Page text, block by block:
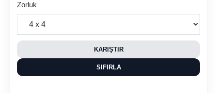
Zorluk
KARIŞTIR
SIFIRLA